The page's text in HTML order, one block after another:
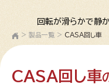
回転が滑らかで静
> 製品一覧 > CASA回し車
CASA回し車